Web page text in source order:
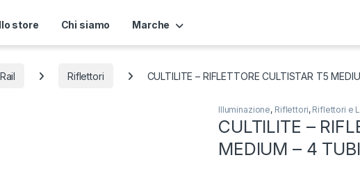
store Chi siamo Marche
Riflettori CULTILITE – RIFLETTORE CULTISTAR T5
Illuminazione, Riflettori, Riflettori e
CULTILITE –
MEDIUM – 4